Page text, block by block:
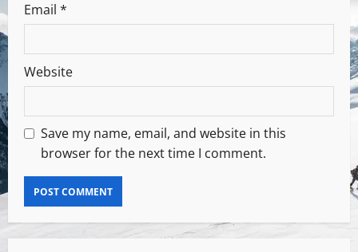
Email *
Website
Save my name, email, and website in this
browser for the next time I comment.